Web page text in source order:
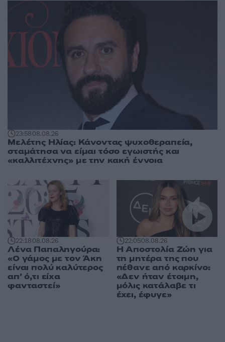
23:5808.08.26
Μελέτης Ηλίας: Κάνοντας ψυχοθεραπεία,
σταμάτησα να είμαι τόσο εγωιστής και
«καλλιτέχνης» με την κακή έννοια
22:1808.08.26
Λένα Παπαληγούρα:
«Ο γάμος με τον Άκη
είναι πολύ καλύτερος
απ’ ό,τι είχα
φανταστεί»
22:0508.08.26
Η Αποστολία Ζώη για
τη μητέρα της που
πέθανε από καρκίνο:
«Δεν ήταν έτοιμη,
μόλις κατάλαβε τι
έχει, έφυγε»